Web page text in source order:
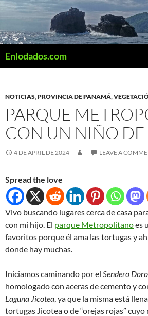
Skip
to
content
Enlodados.com
NOTICIAS,PROVINCIA DE PANAMÁ,
PARQUE
CON UN NIÑO DE
4 DE APRIL DE 2024 LEAVE A
Spread the love
Vivo buscando lugares cerca de casa
con mi hijo. El parque Metropolitanoes
favoritos porque él ama las tortugas y
donde hay muchas.
Iniciamos caminando por el Sendero
homologado con aceras de cemento y
Laguna Jicotea , ya que la misma está
tortugas Jicotea o de “orejas rojas”